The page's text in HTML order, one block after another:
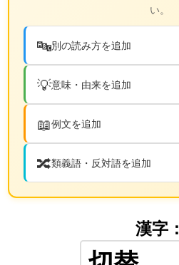
い。
🔤別の読み方を追加
💡意味・由来を追加
📖例文を追加
🔀類義語・反対語を追加
漢字：